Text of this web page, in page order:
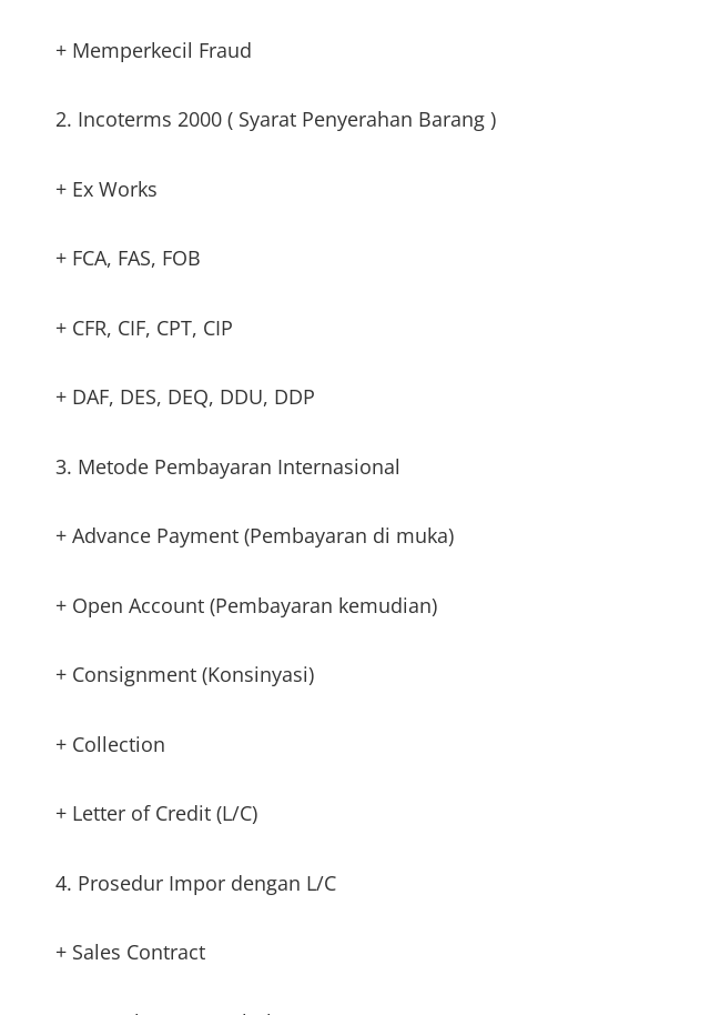
+ Memperkecil Fraud
2. Incoterms 2000 ( Syarat Penyerahan Barang )
+ Ex Works
+ FCA, FAS, FOB
+ CFR, CIF, CPT, CIP
+ DAF, DES, DEQ, DDU, DDP
3. Metode Pembayaran Internasional
+ Advance Payment (Pembayaran di muka)
+ Open Account (Pembayaran kemudian)
+ Consignment (Konsinyasi)
+ Collection
+ Letter of Credit (L/C)
4. Prosedur Impor dengan L/C
+ Sales Contract